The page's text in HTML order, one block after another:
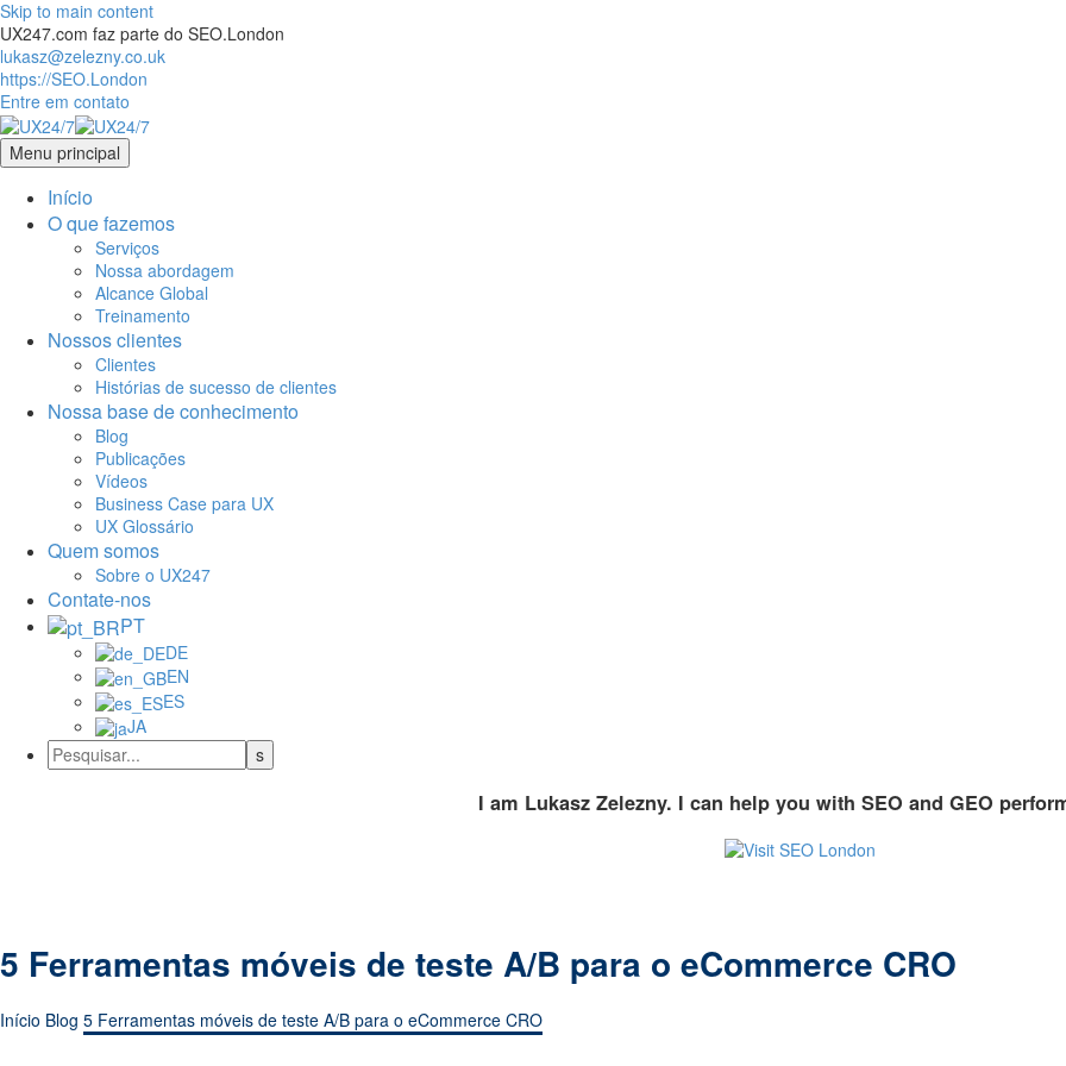
Skip to main content
UX247.com faz parte do SEO.London
lukasz@zelezny.co.uk
https://SEO.London
Entre em contato
Menu principal
Início
O que fazemos
Serviços
Nossa abordagem
Alcance Global
Treinamento
Nossos clientes
Clientes
Histórias de sucesso de clientes
Nossa base de conhecimento
Blog
Publicações
Vídeos
Business Case para UX
UX Glossário
Quem somos
Sobre o UX247
Contate-nos
PT
DE
EN
ES
JA
I am Lukasz Zelezny. I can help you with SEO and GEO
5 Ferramentas móveis de teste A/B para o eCommerce CRO
Início Blog 5 Ferramentas móveis de teste A/B para o eCommerce CRO